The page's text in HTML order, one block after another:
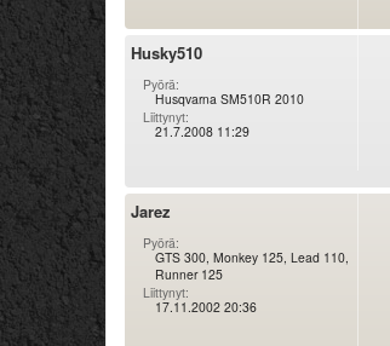
Husky510
Pyörä:
Husqvarna SM510R 2010
Liittynyt:
21.7.2008 11:29
Jarez
Pyörä:
GTS 300, Monkey 125, Lead 110,
Runner 125
Liittynyt:
17.11.2002 20:36